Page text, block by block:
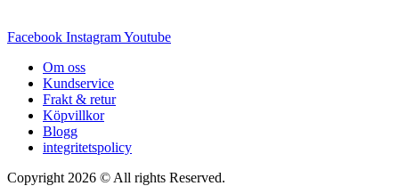
Facebook InstagramYoutube
Om oss
Kundservice
Frakt & retur
Köpvillkor
Blogg
integritetspolicy
Copyright 2026 © All rights Reserved.